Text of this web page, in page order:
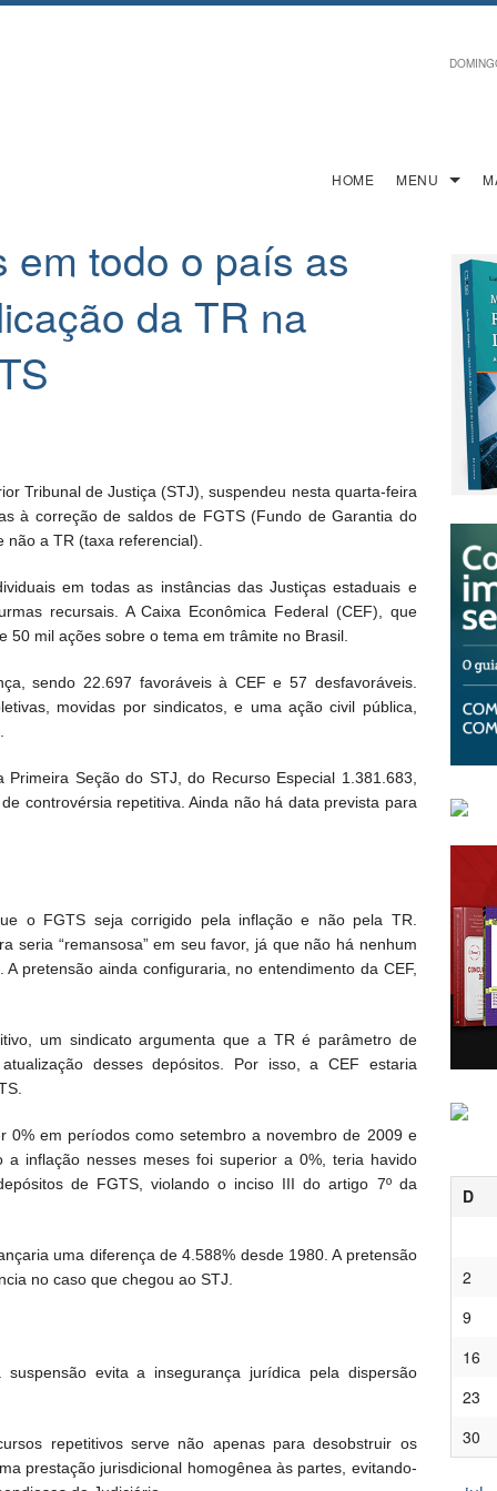
HOME MENU
em todo o país as
da TR na
Tribunal de Justiça (STJ), suspendeu nesta quarta-feira
à correção de saldos de FGTS (Fundo de Garantia do
a TR (taxa referencial).
em todas as instâncias das Justiças estaduais e
recursais. A Caixa Econômica Federal (CEF), que
50 mil ações sobre o tema em trâmite no Brasil.
sendo 22.697 favoráveis à CEF e 57 desfavoráveis.
movidas por sindicatos, e uma ação civil pública,
Seção do STJ, do Recurso Especial 1.381.683,
controvérsia repetitiva. Ainda não há data prevista para
o FGTS seja corrigido pela inflação e não pela TR.
seria “remansosa” em seu favor, já que não há nenhum
pretensão ainda configuraria, no entendimento da CEF,
um sindicato argumenta que a TR é parâmetro de
desses depósitos. Por isso, a CEF estaria
0% em períodos como setembro a novembro de 2009 e
inflação nesses meses foi superior a 0%, teria havido
de FGTS, violando o inciso III do artigo 7º da
uma diferença de 4.588% desde 1980. A pretensão
no caso que chegou ao STJ.
evita a insegurança jurídica pela dispersão
repetitivos serve não apenas para desobstruir os
prestação jurisdicional homogênea às partes, evitando-
D
2
9
16
23
30